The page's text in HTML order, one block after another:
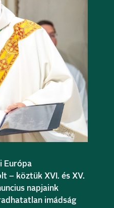
Európa
– köztük XVI. és XV.
napjaink
imádság